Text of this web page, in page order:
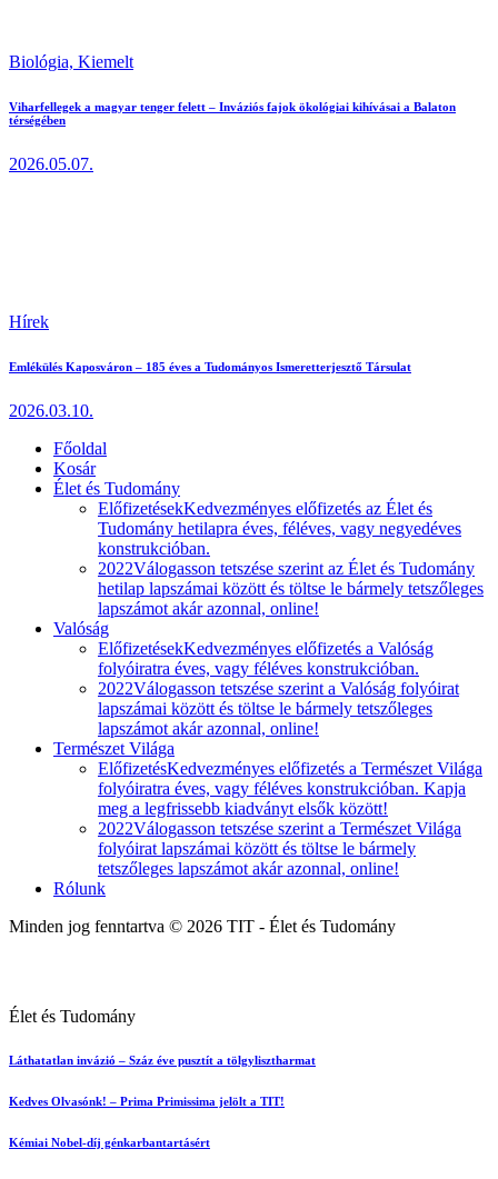
Biológia, Kiemelt
Viharfellegek a magyar tenger felett – Inváziós fajok ökológiai kihívásai a Balaton
térségében
2026.05.07.
Hírek
Emlékülés Kaposváron – 185 éves a Tudományos Ismeretterjesztő Társulat
2026.03.10.
Főoldal
Kosár
Élet és Tudomány
ElőfizetésekKedvezményes előfizetés az Élet és
Tudomány hetilapra éves, féléves, vagy negyedéves
konstrukcióban.
2022Válogasson tetszése szerint az Élet és Tudomány
hetilap lapszámai között és töltse le bármely tetszőleges
lapszámot akár azonnal, online!
Valóság
ElőfizetésekKedvezményes előfizetés a Valóság
folyóiratra éves, vagy féléves konstrukcióban.
2022Válogasson tetszése szerint a Valóság folyóirat
lapszámai között és töltse le bármely tetszőleges
lapszámot akár azonnal, online!
Természet Világa
ElőfizetésKedvezményes előfizetés a Természet Világa
folyóiratra éves, vagy féléves konstrukcióban. Kapja
meg a legfrissebb kiadványt elsők között!
2022Válogasson tetszése szerint a Természet Világa
folyóirat lapszámai között és töltse le bármely
tetszőleges lapszámot akár azonnal, online!
Rólunk
Minden jog fenntartva © 2026 TIT - Élet és Tudomány
Élet és Tudomány
Láthatatlan invázió – Száz éve pusztít a tölgylisztharmat
Kedves Olvasónk! – Prima Primissima jelölt a TIT!
Kémiai Nobel-díj génkarbantartásért